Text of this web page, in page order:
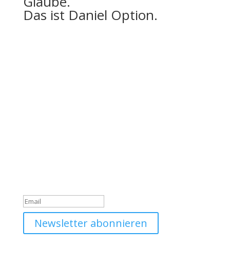
Das ist Daniel Option.
Newsletter abonnieren